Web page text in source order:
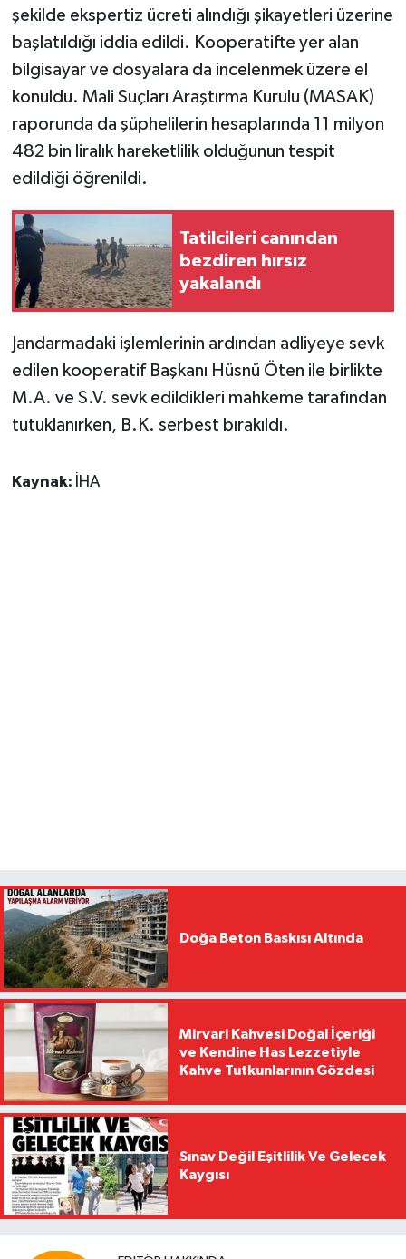
şekilde ekspertiz ücreti alındığı şikayetleri üzerine
başlatıldığı iddia edildi. Kooperatifte yer alan
bilgisayar ve dosyalara da incelenmek üzere el
konuldu. Mali Suçları Araştırma Kurulu (MASAK)
raporunda da şüphelilerin hesaplarında 11 milyon
482 bin liralık hareketlilik olduğunun tespit
edildiği öğrenildi.
Tatilcileri canından
bezdiren hırsız
yakalandı
Jandarmadaki işlemlerinin ardından adliyeye sevk
edilen kooperatif Başkanı Hüsnü Öten ile birlikte
M.A. ve S.V. sevk edildikleri mahkeme tarafından
tutuklanırken, B.K. serbest bırakıldı.
Kaynak: İHA
Doğa Beton Baskısı Altında
Mirvari Kahvesi Doğal İçeriği
ve Kendine Has Lezzetiyle
Kahve Tutkunlarının Gözdesi
Sınav Değil Eşitlilik Ve Gelecek
Kaygısı